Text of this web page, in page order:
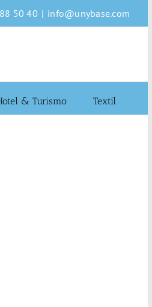
50 40 | info@unybase.com
& Turismo Textil